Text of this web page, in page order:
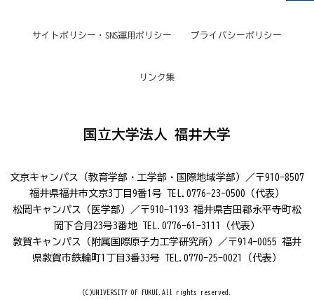
サイトポリシー・SNS運用ポリシー プライバシーポリシー
リンク集
国立大学法人 福井大学
文京キャンパス（教育学部・工学部・国際地域学部）／〒910-8507
福井県福井市文京3丁目9番1号 TEL.0776-23-0500（代表）
松岡キャンパス（医学部）／〒910-1193 福井県吉田郡永平寺町松
岡下合月23号3番地 TEL.0776-61-3111（代表）
敦賀キャンパス（附属国際原子力工学研究所）／〒914-0055 福井
県敦賀市鉄輪町1丁目3番33号 TEL.0770-25-0021（代表）
(C)UNIVERSITY OF FUKUI.All rights reserved.